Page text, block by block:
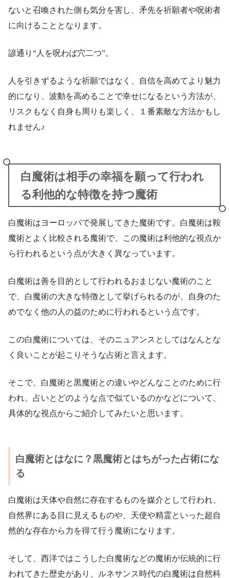
ないと召喚された側も気分を害し、矛先を祈願者や呪術者
に向けることとなります。
諺通り“人を呪わば穴二つ”。
人を引きずるような祈願ではなく、自信を高めてより魅力
的になり、波動を高めることで幸せになるという方法が、
リスクもなく自身も周りも楽しく、１番素敵な方法かもし
れません♪
白魔術は相手の幸福を願って行われ
る利他的な特徴を持つ魔術
白魔術はヨーロッパで発展してきた魔術です。白魔術は鞍
魔術とよく比較される魔術で、この魔術は利他的な視点か
ら行われるという点が大きく異なっています。
白魔術は善を目的として行われるおまじない魔術のこと
で、白魔術の大きな特徴として挙げられるのが、自身のた
めでなく他の人の益のために行われるという点です。
この白魔術については、そのニュアンスとしてはなんとな
く良いことが起こりそうな占術と言えます。
そこで、白魔術と黒魔術との違いやどんなことのために行
われ、占いとどのような点で似ているのかなどについて、
具体的な視点からご紹介してみたいと思います。
白魔術とはなに？黒魔術とはちがった占術にな
る
白魔術は天体や自然に存在するものを媒介として行われ、
自然界にある目に見えるものや、天使や精霊といった超自
然的な存在から力を得て行う魔術になります。
そして、西洋ではこうした白魔術などの魔術が伝統的に行
われてきた歴史があり、ルネサンス時代の白魔術は自然科